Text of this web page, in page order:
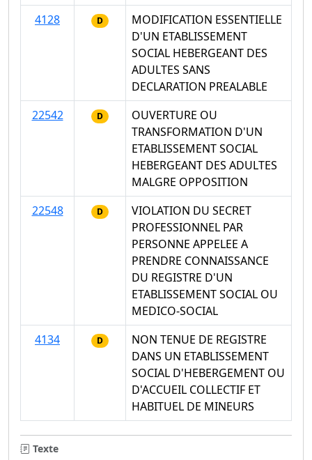
4128
D
MODIFICATION ESSENTIELLE
D'UN ETABLISSEMENT
SOCIAL HEBERGEANT DES
ADULTES SANS
DECLARATION PREALABLE
22542
D
OUVERTURE OU
TRANSFORMATION D'UN
ETABLISSEMENT SOCIAL
HEBERGEANT DES ADULTES
MALGRE OPPOSITION
22548
D
VIOLATION DU SECRET
PROFESSIONNEL PAR
PERSONNE APPELEE A
PRENDRE CONNAISSANCE
DU REGISTRE D'UN
ETABLISSEMENT SOCIAL OU
MEDICO-SOCIAL
4134
D
NON TENUE DE REGISTRE
DANS UN ETABLISSEMENT
SOCIAL D'HEBERGEMENT OU
D'ACCUEIL COLLECTIF ET
HABITUEL DE MINEURS
Texte